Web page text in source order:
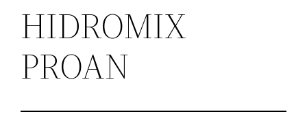
HIDROMIX
PROAN